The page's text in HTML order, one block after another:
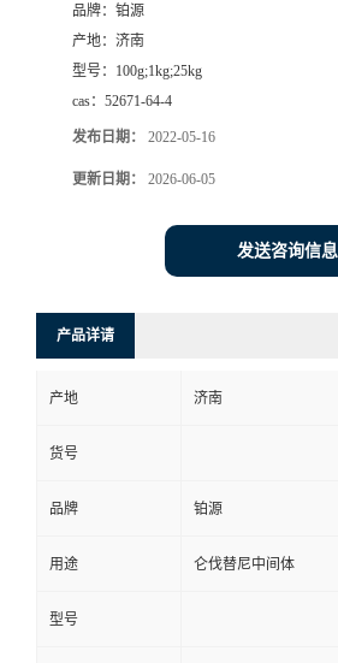
品牌： 铂源
产地： 济南
型号： 100g;1kg;25kg
cas： 52671-64-4
发布日期： 2022-05-16
更新日期： 2026-06-05
发送咨询信息
产品详请
产地 济南
货号
品牌 铂源
用途 仑伐替尼中间体
型号